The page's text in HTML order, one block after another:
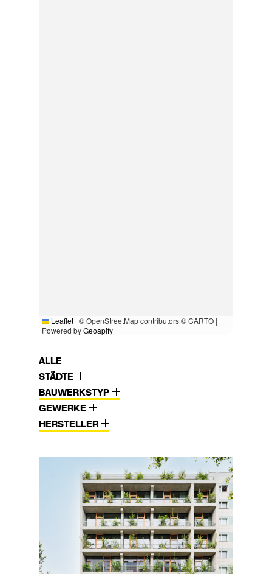
Leaflet | © OpenStreetMap contributors © CARTO |
Powered byGeoapify
ALLE
STÄDTE
BAUWERKSTYP
GEWERKE
HERSTELLER